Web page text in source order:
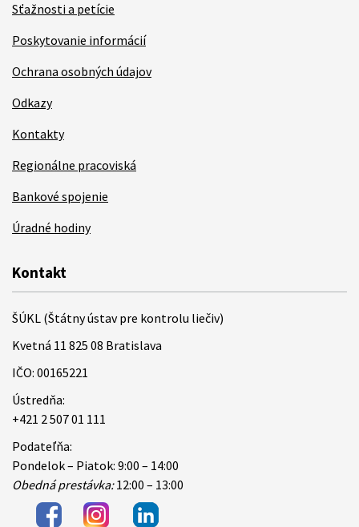
Sťažnosti a petície
Poskytovanie informácií
Ochrana osobných údajov
Odkazy
Kontakty
Regionálne pracoviská
Bankové spojenie
Úradné hodiny
Kontakt
ŠÚKL (Štátny ústav pre kontrolu liečiv)
Kvetná 11 825 08 Bratislava
IČO: 00165221
Ústredňa:
+421 2 507 01 111
Podateľňa:
Pondelok – Piatok: 9:00 – 14:00
Obedná prestávka:12:00 – 13:00